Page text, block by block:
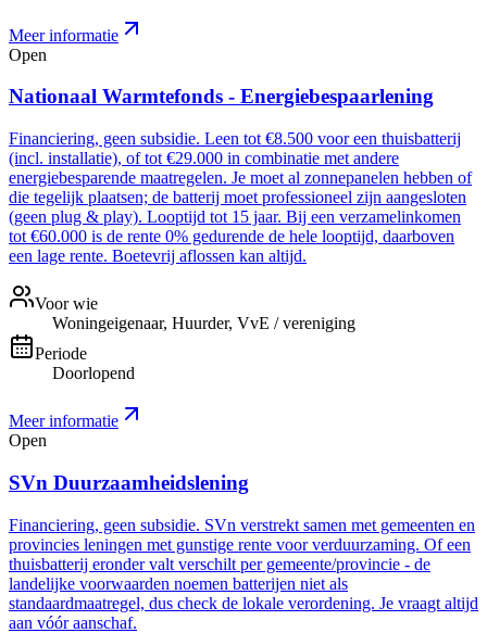
Meer informatie
Open
Nationaal Warmtefonds - Energiebespaarlening
Financiering, geen subsidie. Leen tot €8.500 voor een thuisbatterij
(incl. installatie), of tot €29.000 in combinatie met andere
energiebesparende maatregelen. Je moet al zonnepanelen hebben of
die tegelijk plaatsen; de batterij moet professioneel zijn aangesloten
(geen plug & play). Looptijd tot 15 jaar. Bij een verzamelinkomen
tot €60.000 is de rente 0% gedurende de hele looptijd, daarboven
een lage rente. Boetevrij aflossen kan altijd.
Voor wie
Woningeigenaar, Huurder, VvE / vereniging
Periode
Doorlopend
Meer informatie
Open
SVn Duurzaamheidslening
Financiering, geen subsidie. SVn verstrekt samen met gemeenten en
provincies leningen met gunstige rente voor verduurzaming. Of een
thuisbatterij eronder valt verschilt per gemeente/provincie - de
landelijke voorwaarden noemen batterijen niet als
standaardmaatregel, dus check de lokale verordening. Je vraagt altijd
aan vóór aanschaf.